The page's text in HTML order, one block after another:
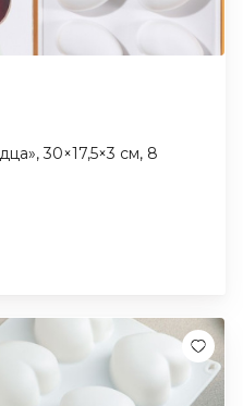
30×17,5×3 см, 8